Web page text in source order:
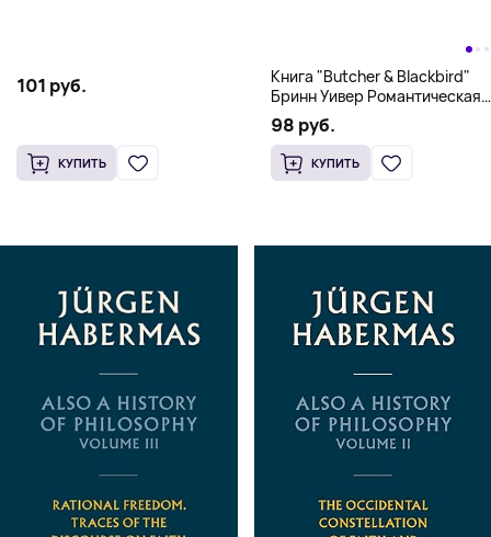
101 руб.
КУПИТЬ
Книга "Butcher & Blackbird"
Бринн Уивер Романтическая
комедия о серийных убийцах
(18+)
98 руб.
КУПИТЬ